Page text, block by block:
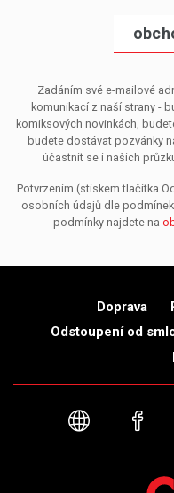
Zadáním své e-mailové
komunikací z naší strany -
komiksových novinkách,
budete dostávat pozvánky
účastnit se i našich
Potvrzením (stiskem tlačítka
osobních údajů dle
podmínky najdete na
Doprava
Odstoupení od
Webové